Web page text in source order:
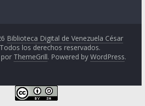
Biblioteca Digital de Venezuela César
los derechos reservados.
ThemeGrill. Powered byWordPress.